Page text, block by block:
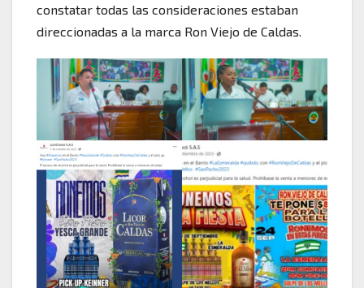
constatar todas las consideraciones estaban
direccionadas a la marca Ron Viejo de Caldas.